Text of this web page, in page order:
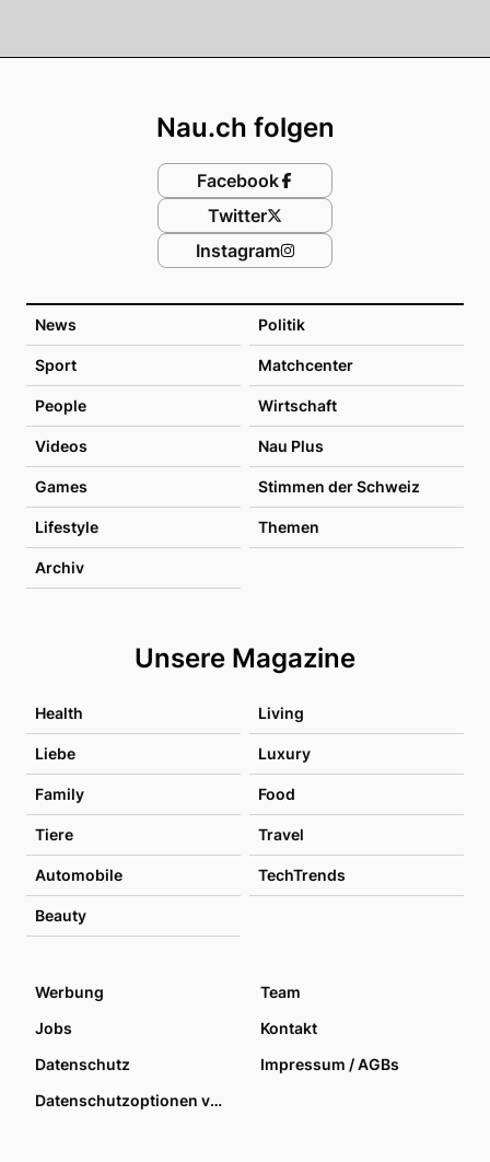
News Politik
Sport Matchcenter
People Wirtschaft
Videos Nau Plus
Games Stimmen der Schweiz
Lifestyle Themen
Archiv
Unsere Magazine
Health Living
Liebe Luxury
Family Food
Tiere Travel
Automobile TechTrends
Beauty
Nau.ch folgen
Facebook
Twitter
Instagram
Werbung
Team
Jobs
Kontakt
Datenschutz
Impressum / AGBs
Datenschutzoptionen verwalten